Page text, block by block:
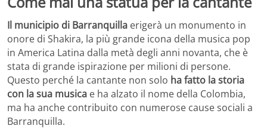
Il municipio di Barranquilla erigerà un monumento in
onore di Shakira, la più grande icona della musica pop
in America Latina dalla metà degli anni novanta, che è
stata di grande ispirazione per milioni di persone.
Questo perché la cantante non solo ha fatto la storia
con la sua musica e ha alzato il nome della Colombia,
ma ha anche contribuito con numerose cause sociali a
Barranquilla.